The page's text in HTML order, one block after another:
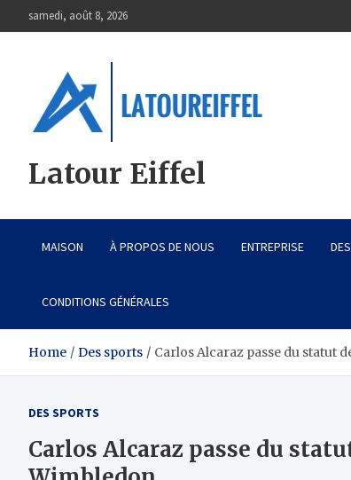
to
samedi, août 8, 2026
Latour Eiffel
MAISON À PROPOS DE NOUS ENTREPRISE
CONDITIONS GÉNÉRALES
Home Des sports Carlos Alcaraz passe du statut
DES SPORTS
Carlos Alcaraz passe du